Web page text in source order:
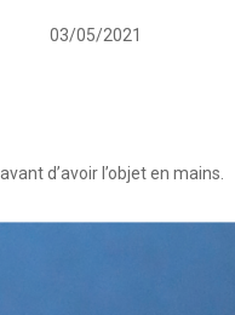
03/05/2021
d’avoir l’objet en mains.